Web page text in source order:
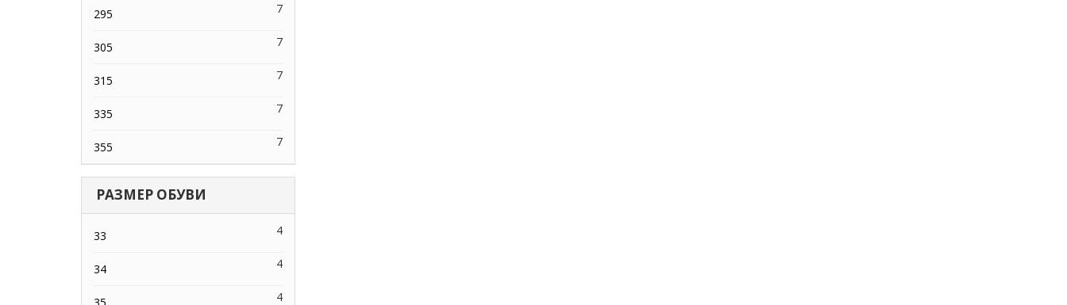
295 7
305 7
315 7
335 7
355 7
РАЗМЕР ОБУВИ
33 4
34 4
35 4